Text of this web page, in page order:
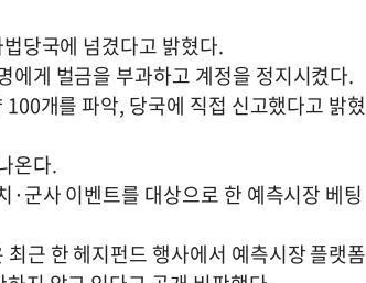
당국에 넘겼다고 밝혔다.
에게 벌금을 부과하고 계정을 정지시켰다.
개를 파악, 당국에 직접 신고했다고 밝혔
온다.
군사 이벤트를 대상으로 한 예측시장 베팅
근 한 헤지펀드 행사에서 예측시장 플랫폼